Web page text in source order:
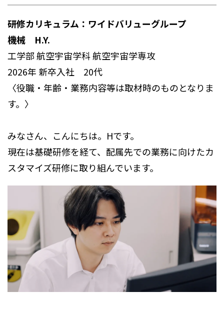
研修カリキュラム：ワイドバリューグループ
機械 H.Y.
工学部 航空宇宙学科 航空宇宙学専攻
2026年 新卒入社 20代
〈役職・年齢・業務内容等は取材時のものとなりま
す。〉
みなさん、こんにちは。Hです。
現在は基礎研修を経て、配属先での業務に向けたカ
スタマイズ研修に取り組んでいます。